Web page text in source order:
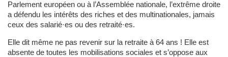
Parlement européen ou à l’Assemblée nationale, l’extrême droite
a défendu les intérêts des riches et des multinationales, jamais
ceux des salarié·es ou des retraité·es.
Elle dit même ne pas revenir sur la retraite à 64 ans ! Elle est
absente de toutes les mobilisations sociales et s’oppose aux